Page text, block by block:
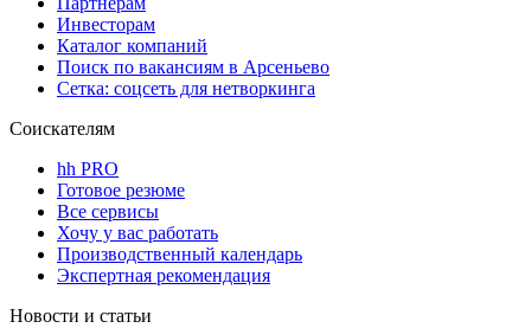
Инвесторам
Каталог компаний
Поиск по вакансиям в Арсеньево
Сетка: соцсеть для нетворкинга
Соискателям
hh PRO
Готовое резюме
Все сервисы
Хочу у вас работать
Производственный календарь
Экспертная рекомендация
Новости и статьи